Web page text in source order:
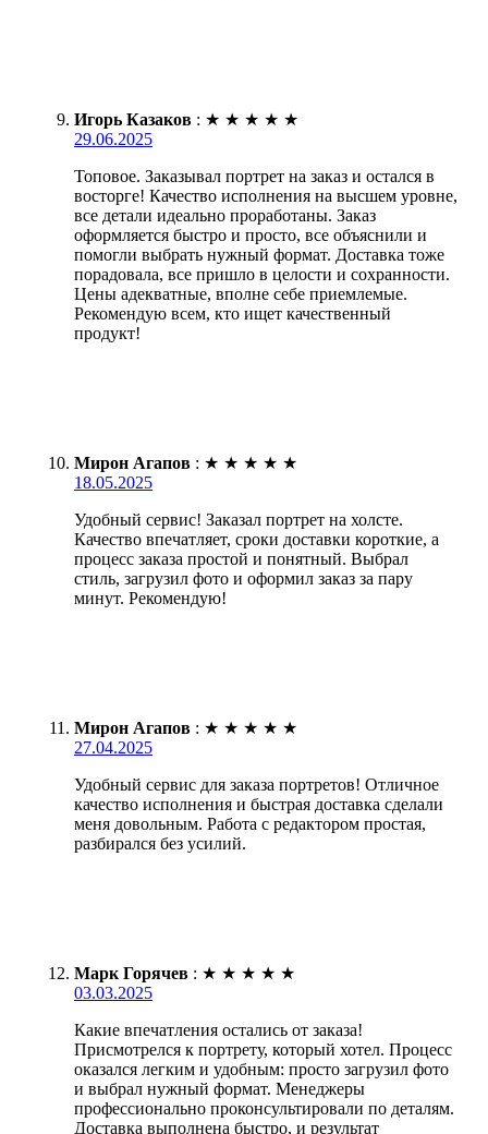
Игорь Казаков : ★ ★ ★ ★ ★
29.06.2025
Топовое. Заказывал портрет на заказ и остался в
восторге! Качество исполнения на высшем уровне,
все детали идеально проработаны. Заказ
оформляется быстро и просто, все объяснили и
помогли выбрать нужный формат. Доставка тоже
порадовала, все пришло в целости и сохранности.
Цены адекватные, вполне себе приемлемые.
Рекомендую всем, кто ищет качественный
продукт!
Мирон Агапов : ★ ★ ★ ★ ★
18.05.2025
Удобный сервис! Заказал портрет на холсте.
Качество впечатляет, сроки доставки короткие, а
процесс заказа простой и понятный. Выбрал
стиль, загрузил фото и оформил заказ за пару
минут. Рекомендую!
Мирон Агапов : ★ ★ ★ ★ ★
27.04.2025
Удобный сервис для заказа портретов! Отличное
качество исполнения и быстрая доставка сделали
меня довольным. Работа с редактором простая,
разбирался без усилий.
Марк Горячев : ★ ★ ★ ★ ★
03.03.2025
Какие впечатления остались от заказа!
Присмотрелся к портрету, который хотел. Процесс
оказался легким и удобным: просто загрузил фото
и выбрал нужный формат. Менеджеры
профессионально проконсультировали по деталям.
Доставка выполнена быстро, и результат